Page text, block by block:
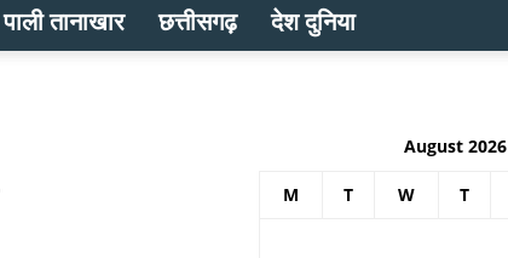
पाली तानाखार छत्तीसगढ़ देश दुनिया
August 2026
M T W T